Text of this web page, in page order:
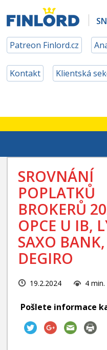
Patreon Finlord.cz
Kontakt Klientská
FOND
SROVNÁNÍ
POPLATKŮ
BROKERŮ
OPCE U IB,
SAXO BANK,
DEGIRO
19.2.2024 4 min.
Pošlete informace